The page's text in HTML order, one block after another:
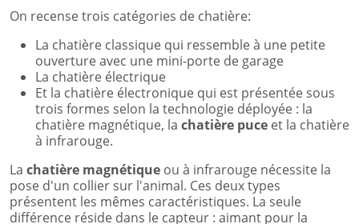
On recense trois catégories de chatière:
La chatière classique qui ressemble à une petite
ouverture avec une mini-porte de garage
La chatière électrique
Et la chatière électronique qui est présentée sous
trois formes selon la technologie déployée : la
chatière magnétique, la chatière puce et la chatière
à infrarouge.
La chatière magnétique ou à infrarouge nécessite la
pose d'un collier sur l'animal. Ces deux types
présentent les mêmes caractéristiques. La seule
différence réside dans le capteur : aimant pour la